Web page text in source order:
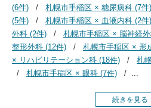
(6件)
札幌市手稲区 × 糖尿病科 (7件)
(5件)
札幌市手稲区 × 血液内科 (2件)
外科 (2件)
札幌市手稲区 × 脳神経
整形外科 (12件)
札幌市手稲区 × 形
× リハビリテーション科 (18件)
札
札幌市手稲区 × 眼科 (7件)
...
続きを見る